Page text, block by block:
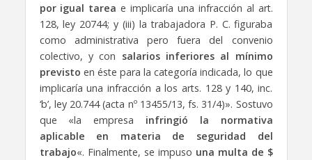
por igual tarea e implicaría una infracción al art.
128, ley 20744; y (iii) la trabajadora P. C. figuraba
como administrativa pero fuera del convenio
colectivo, y con salarios inferiores al mínimo
previsto en éste para la categoría indicada, lo que
implicaría una infracción a los arts. 128 y 140, inc.
‘b’, ley 20.744 (acta nº 13455/13, fs. 31/4)». Sostuvo
que «la empresa infringió la normativa
aplicable en materia de seguridad del
trabajo«. Finalmente, se impuso una multa de $